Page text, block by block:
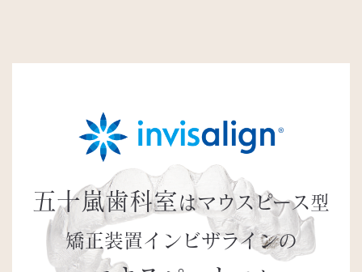
五十嵐歯科室 はマウスピース型
矯正装置インビザラインの